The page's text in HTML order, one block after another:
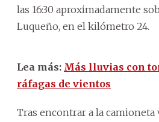
las 16:30 aproximadamente
Luqueño, en el kilómetro 24.
Lea más: Más lluvias con
ráfagas de vientos
Tras encontrar a la camioneta